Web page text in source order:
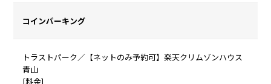
コインパーキング
トラストパーク／【ネットのみ予約可】楽天クリムゾンハウス
青山
[料金]